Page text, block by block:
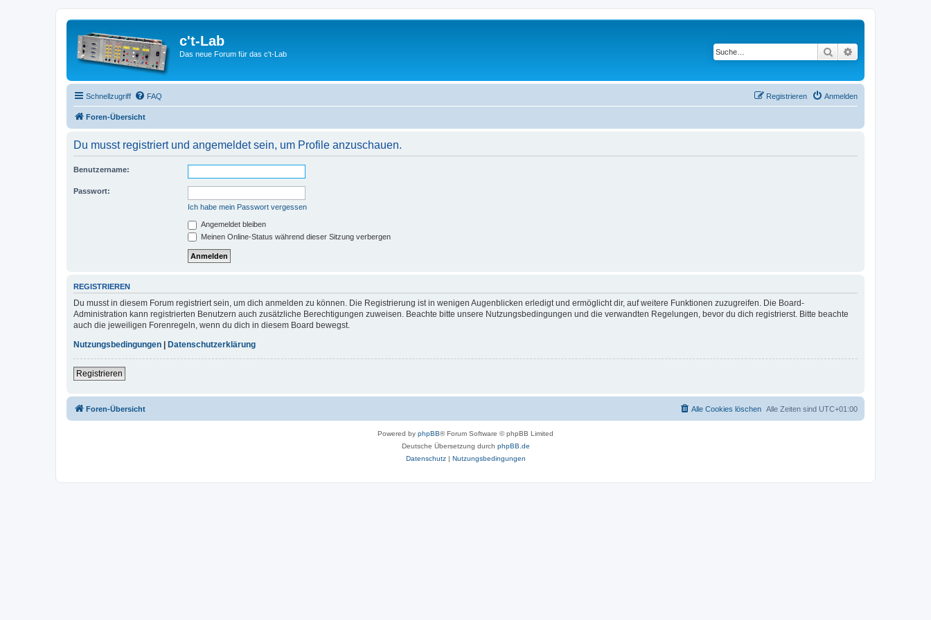
c't-Lab
Das neue Forum für das c't-Lab Suche
Schnellzugriff FAQ Anmelden
Registrieren
Foren-Übersicht
Du musst registriert und angemeldet sein, um Profile anzuschauen.
Benutzername:
Passwort:
Ich habe mein Passwort vergessen
Angemeldet bleiben
Meinen Online-Status während dieser Sitzung verbergen
REGISTRIEREN
Du musst in diesem Forum registriert sein, um dich anmelden zu können. Die Registrierung ist in wenigen Augenblicken erledigt und ermöglicht dir, auf weitere Funktionen zuzugreifen. Die Board-
Administration kann registrierten Benutzern auch zusätzliche Berechtigungen zuweisen. Beachte bitte unsere Nutzungsbedingungen und die verwandten Regelungen, bevor du dich registrierst. Bitte beachte
auch die jeweiligen Forenregeln, wenn du dich in diesem Board bewegst.
Nutzungsbedingungen | Datenschutzerklärung
Registrieren
Foren-Übersicht Alle Zeiten sind UTC+01:00
Alle Cookies löschen
Powered by phpBB® Forum Software © phpBB Limited
Deutsche Übersetzung durch phpBB.de
Datenschutz| Nutzungsbedingungen